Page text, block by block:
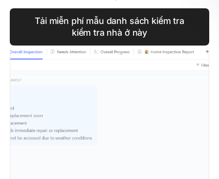
Tải miễn phí mẫu danh sách kiểm tra
kiểm tra nhà ở này